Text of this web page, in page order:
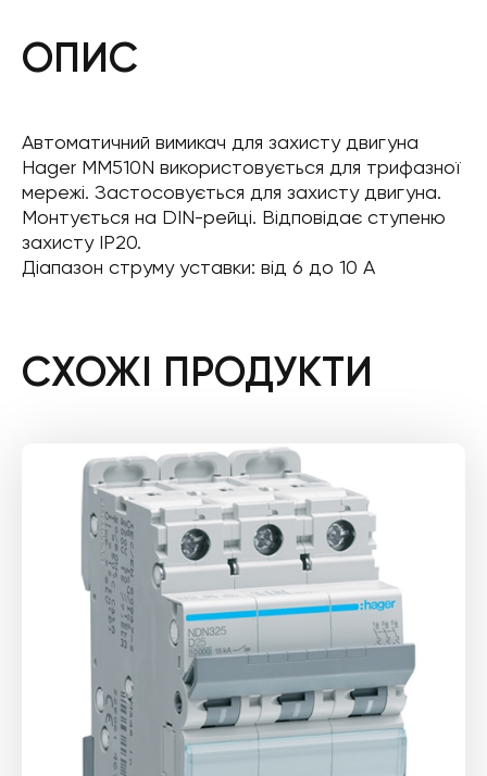
ОПИС
Автоматичний вимикач для захисту двигуна
Hager MM510N використовується для трифазної
мережі. Застосовується для захисту двигуна.
Монтується на DIN-рейці. Відповідає ступеню
захисту IP20.
Діапазон струму уставки: від 6 до 10 А
СХОЖІ ПРОДУКТИ